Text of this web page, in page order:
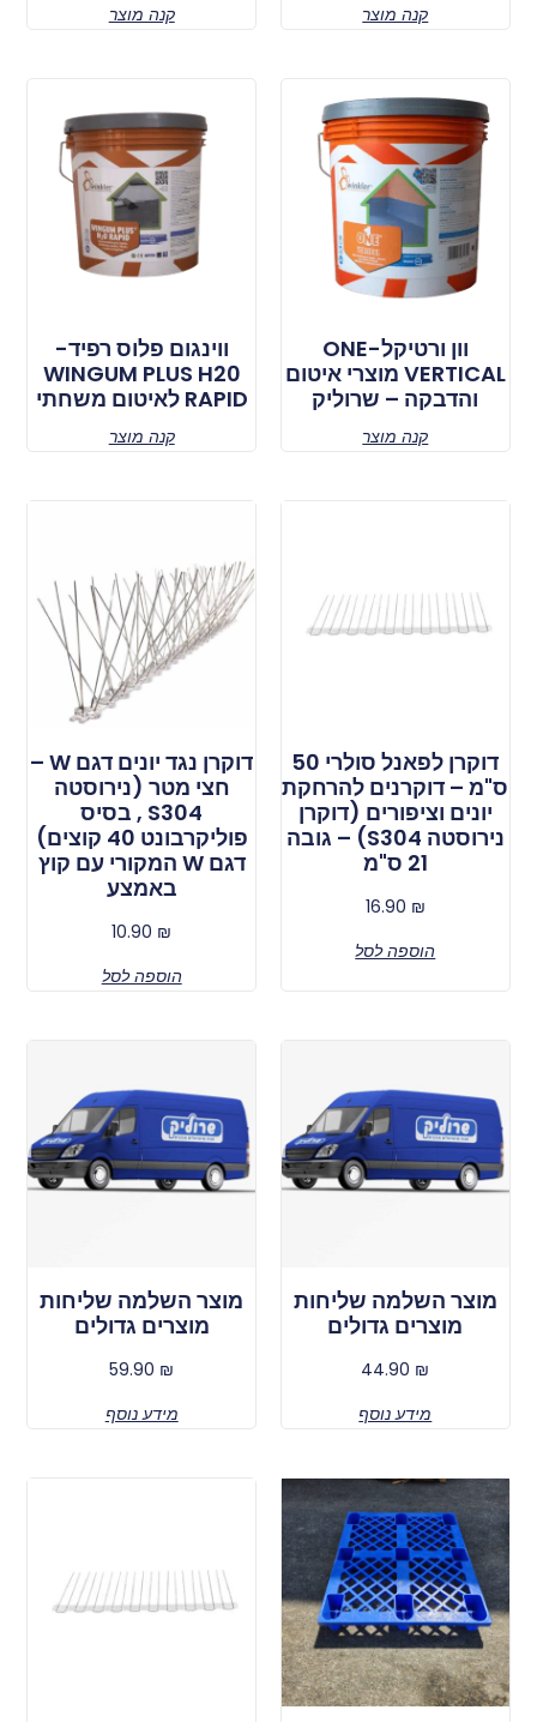
קנה מוצר קנה מוצר
וון ורטיקל-ONE
VERTICAL מוצרי איטום
והדבקה – שרוליק
קנה מוצר
ווינגום פלוס רפיד-
WINGUM PLUS H20
RAPID לאיטום משחתי
קנה מוצר
דוקרן לפאנל סולרי 50
ס"מ – דוקרנים להרחקת
יונים וציפורים (דוקרן
נירוסטה S304) – גובה
21 ס"מ
16.90 ₪
הוספה לסל
דוקרן נגד יונים דגם W –
חצי מטר (נירוסטה
S304 , בסיס
פוליקרבונט 40 קוצים)
דגם W המקורי עם קוץ
באמצע
10.90 ₪
הוספה לסל
מוצר השלמה שליחות
מוצרים גדולים
44.90 ₪
מידע נוסף
מוצר השלמה שליחות
מוצרים גדולים
59.90 ₪
מידע נוסף